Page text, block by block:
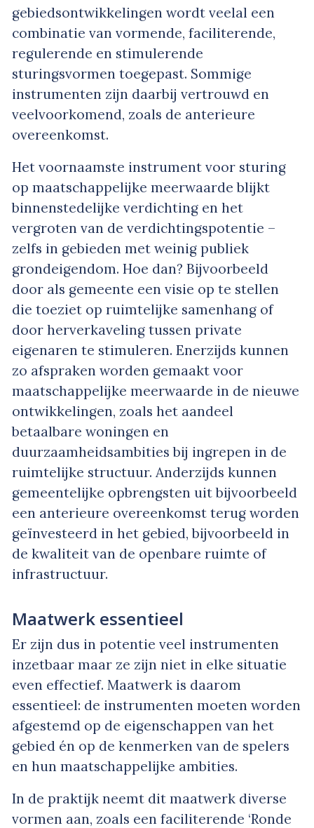
gebiedsontwikkelingen wordt veelal een
combinatie van vormende, faciliterende,
regulerende en stimulerende
sturingsvormen toegepast. Sommige
instrumenten zijn daarbij vertrouwd en
veelvoorkomend, zoals de anterieure
overeenkomst.
Het voornaamste instrument voor sturing
op maatschappelijke meerwaarde blijkt
binnenstedelijke verdichting en het
vergroten van de verdichtingspotentie –
zelfs in gebieden met weinig publiek
grondeigendom. Hoe dan? Bijvoorbeeld
door als gemeente een visie op te stellen
die toeziet op ruimtelijke samenhang of
door herverkaveling tussen private
eigenaren te stimuleren. Enerzijds kunnen
zo afspraken worden gemaakt voor
maatschappelijke meerwaarde in de nieuwe
ontwikkelingen, zoals het aandeel
betaalbare woningen en
duurzaamheidsambities bij ingrepen in de
ruimtelijke structuur. Anderzijds kunnen
gemeentelijke opbrengsten uit bijvoorbeeld
een anterieure overeenkomst terug worden
geïnvesteerd in het gebied, bijvoorbeeld in
de kwaliteit van de openbare ruimte of
infrastructuur.
Maatwerk essentieel
Er zijn dus in potentie veel instrumenten
inzetbaar maar ze zijn niet in elke situatie
even effectief. Maatwerk is daarom
essentieel: de instrumenten moeten worden
afgestemd op de eigenschappen van het
gebied én op de kenmerken van de spelers
en hun maatschappelijke ambities.
In de praktijk neemt dit maatwerk diverse
vormen aan, zoals een faciliterende ‘Ronde